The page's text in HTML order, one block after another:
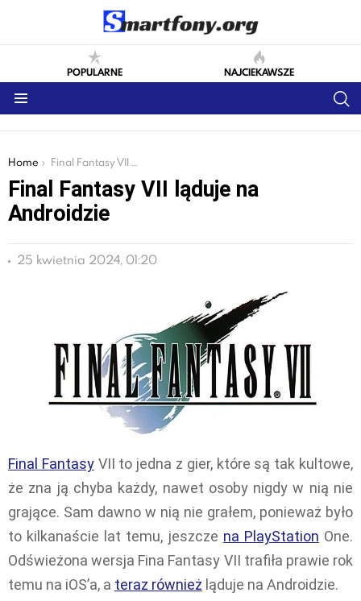
POPULARNE NAJCIEKAWSZE
You are here:
Home Final Fantasy VII ląduje na Androidzie
Final Fantasy VII ląduje na
Androidzie
25 kwietnia 2024, 01:20
Final FantasyVII to jedna z gier, które są tak kultowe,
że zna ją chyba każdy, nawet osoby nigdy w nią nie
grające. Sam dawno w nią nie grałem, ponieważ było
to kilkanaście lat temu, jeszcze na PlayStation One.
Odświeżona wersja Fina Fantasy VII trafiła prawie rok
temu na iOS’a, a teraz również ląduje na Androidzie.